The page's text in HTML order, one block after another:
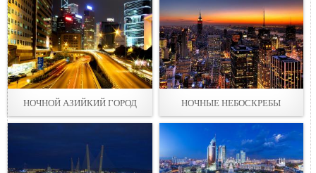
НОЧНОЙ АЗИЙКИЙ ГОРОД НОЧНЫЕ НЕБОСКРЕБЫ